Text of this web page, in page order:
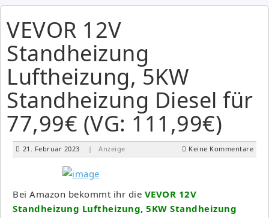
VEVOR 12V
Standheizung
Luftheizung, 5KW
Standheizung Diesel für
77,99€ (VG: 111,99€)
21. Februar 2023 | Anzeige Keine Kommentare
Bei Amazon bekommt ihr die VEVOR 12V
Standheizung Luftheizung, 5KW Standheizung